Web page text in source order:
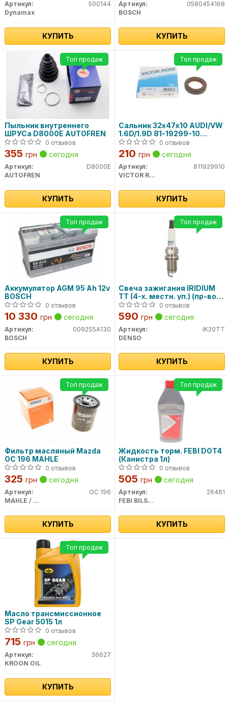
Артикул:
500144
Dynamax
КУПИТЬ
Артикул:
0580454168
BOSCH
КУПИТЬ
Пыльник внутреннего
ШРУСа D8000E AUTOFREN
0 отзывов
355 грн сегодня
Артикул:
D8000E
AUTOFREN
КУПИТЬ
Топ продаж
Сальник 32х47х10 AUDI/VW
1.6D/1.9D 81-19299-10
VICTOR REINZ0 отзывов
210 грн сегодня
Артикул:
811929910
VICTOR REINZ
КУПИТЬ
Топ продаж
Аккумулятор AGM 95 Ah 12v
BOSCH
0 отзывов
10 330 грн сегодня
Артикул:
0092S5A130
BOSCH
КУПИТЬ
Топ продаж
Свеча зажигания IRIDIUM
TT (4-х. местн. уп.) (пр-во
DENSO)
0 отзывов
590 грн сегодня
Артикул:
IK20TT
DENSO
КУПИТЬ
Топ продаж
Фильтр масляный Mazda
OC 196 MAHLE
0 отзывов
325 грн сегодня
Артикул:
OC 196
MAHLE / KNECHT
КУПИТЬ
Топ продаж
Жидкость торм. FEBI DOT4
(Канистра 1л)
0 отзывов
505 грн сегодня
Артикул:
26461
FEBI BILSTEIN
КУПИТЬ
Топ продаж
Масло трансмиссионное
SP Gear 5015 1л
0 отзывов
715 грн сегодня
Артикул:
36627
KROON OIL
КУПИТЬ
Топ продаж